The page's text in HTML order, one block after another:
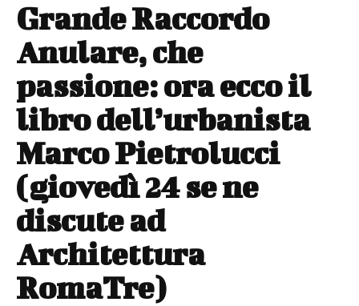
Grande Raccordo
Anulare, che
passione: ora ecco il
libro dell’urbanista
Marco Pietrolucci
(giovedì 24 se ne
discute ad
Architettura
RomaTre)